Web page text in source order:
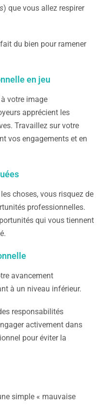
) que vous allez respirer
du bien pour ramener
en jeu
votre image
apprécient les
Travaillez sur votre
vos engagements et en
choses, vous risquez de
professionnelles.
qui vous tiennent
avancement
à un niveau inférieur.
responsabilités
activement dans
pour éviter la
simple « mauvaise